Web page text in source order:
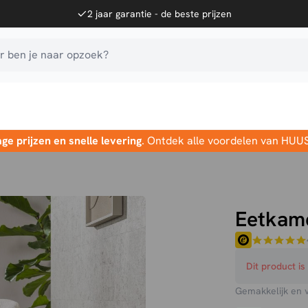
2 jaar garantie - de beste prijzen
ben je naar opzoek?
prijzen en snelle levering. Ontdek alle voordelen van
Dit product
Gemakkelijk en